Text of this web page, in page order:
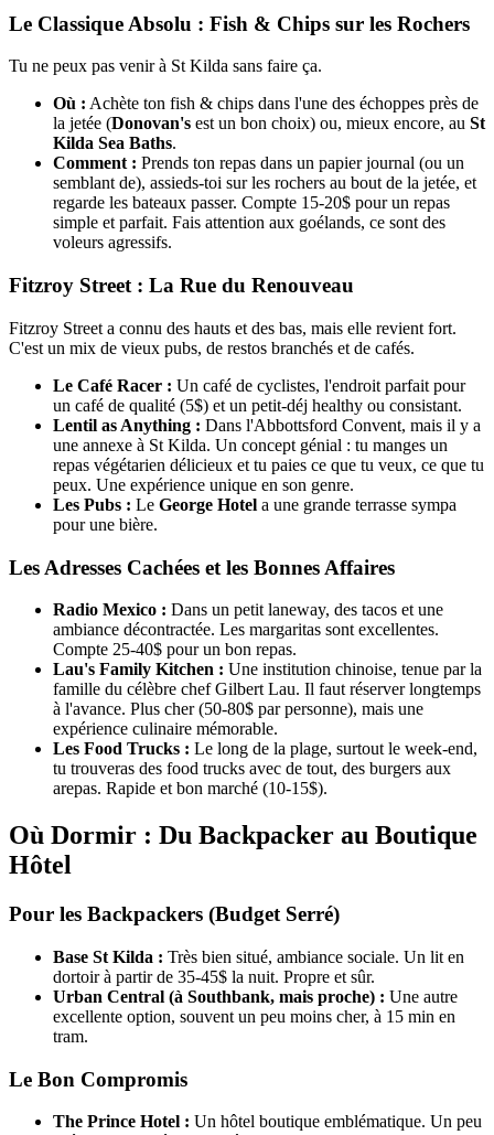
Le Classique Absolu : Fish & Chips sur les Rochers
Tu ne peux pas venir à St Kilda sans faire ça.
Où : Achète ton fish & chips dans l'une des échoppes près de
la jetée (Donovan's est un bon choix) ou, mieux encore, au St
Kilda Sea Baths.
Comment : Prends ton repas dans un papier journal (ou un
semblant de), assieds-toi sur les rochers au bout de la jetée, et
regarde les bateaux passer. Compte 15-20$ pour un repas
simple et parfait. Fais attention aux goélands, ce sont des
voleurs agressifs.
Fitzroy Street : La Rue du Renouveau
Fitzroy Street a connu des hauts et des bas, mais elle revient fort.
C'est un mix de vieux pubs, de restos branchés et de cafés.
Le Café Racer : Un café de cyclistes, l'endroit parfait pour
un café de qualité (5$) et un petit-déj healthy ou consistant.
Lentil as Anything : Dans l'Abbottsford Convent, mais il y a
une annexe à St Kilda. Un concept génial : tu manges un
repas végétarien délicieux et tu paies ce que tu veux, ce que tu
peux. Une expérience unique en son genre.
Les Pubs : Le George Hotel a une grande terrasse sympa
pour une bière.
Les Adresses Cachées et les Bonnes Affaires
Radio Mexico : Dans un petit laneway, des tacos et une
ambiance décontractée. Les margaritas sont excellentes.
Compte 25-40$ pour un bon repas.
Lau's Family Kitchen : Une institution chinoise, tenue par la
famille du célèbre chef Gilbert Lau. Il faut réserver longtemps
à l'avance. Plus cher (50-80$ par personne), mais une
expérience culinaire mémorable.
Les Food Trucks : Le long de la plage, surtout le week-end,
tu trouveras des food trucks avec de tout, des burgers aux
arepas. Rapide et bon marché (10-15$).
Où Dormir : Du Backpacker au Boutique
Hôtel
Pour les Backpackers (Budget Serré)
Base St Kilda : Très bien situé, ambiance sociale. Un lit en
dortoir à partir de 35-45$ la nuit. Propre et sûr.
Urban Central (à Southbank, mais proche) : Une autre
excellente option, souvent un peu moins cher, à 15 min en
tram.
Le Bon Compromis
The Prince Hotel : Un hôtel boutique emblématique. Un peu